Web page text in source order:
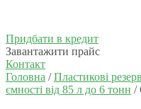
Придбати в кредит
Завантажити прайс
Контакт
Головна /Пластикові
ємності від 85 л до 6 тонн /